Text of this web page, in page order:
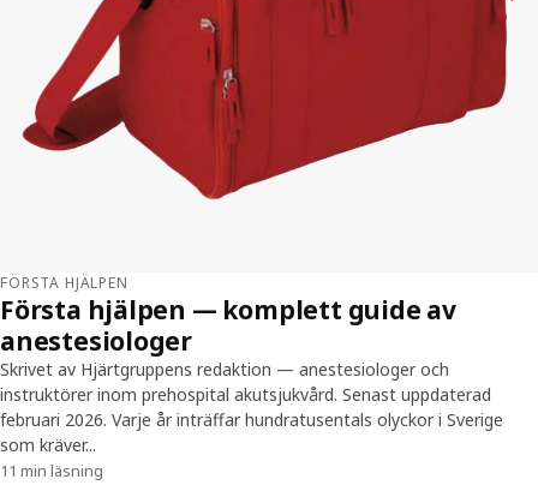
FÖRSTA HJÄLPEN
Första hjälpen — komplett guide av
anestesiologer
Skrivet av Hjärtgruppens redaktion — anestesiologer och
instruktörer inom prehospital akutsjukvård. Senast uppdaterad
februari 2026. Varje år inträffar hundratusentals olyckor i Sverige
som kräver...
11 min läsning